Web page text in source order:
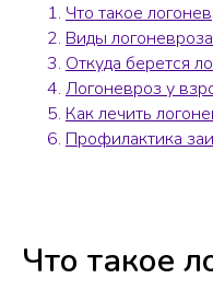
Что такое
Виды
Откуда берется
Логоневроз у
Как лечить
Профилактика
Что такое